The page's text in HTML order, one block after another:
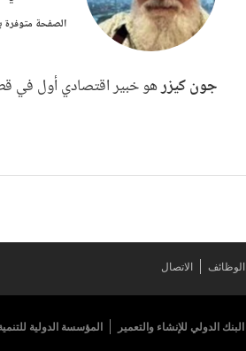
الصفحة متوفرة
جون كيزرهو خبير اقتصادي أول في
الوظائف الاتصال
البنك الدولي للإنشاء والتعمير المؤسسة الدولية